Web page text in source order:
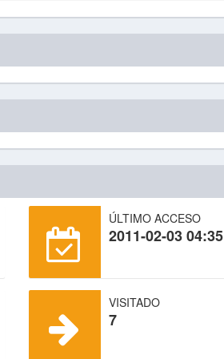
ÚLTIMO ACCESO
2011-02-03
VISITADO
7